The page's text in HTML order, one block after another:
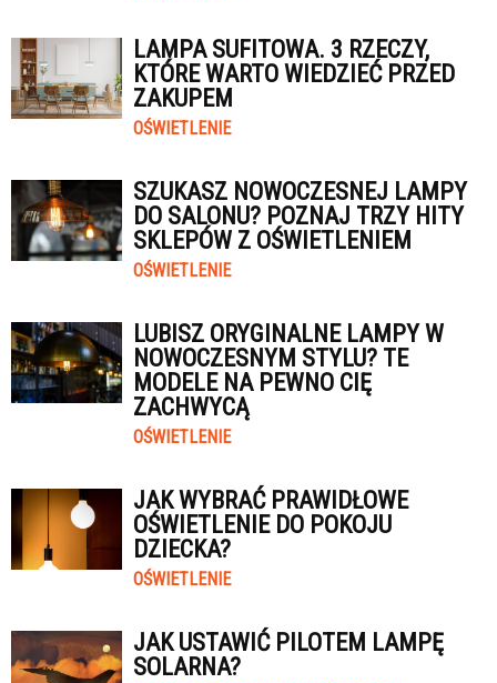
LAMPA SUFITOWA. 3 RZECZY,
KTÓRE WARTO WIEDZIEĆ PRZED
ZAKUPEM
OŚWIETLENIE
SZUKASZ NOWOCZESNEJ LAMPY
DO SALONU? POZNAJ TRZY HITY
SKLEPÓW Z OŚWIETLENIEM
OŚWIETLENIE
LUBISZ ORYGINALNE LAMPY W
NOWOCZESNYM STYLU? TE
MODELE NA PEWNO CIĘ
ZACHWYCĄ
OŚWIETLENIE
JAK WYBRAĆ PRAWIDŁOWE
OŚWIETLENIE DO POKOJU
DZIECKA?
OŚWIETLENIE
JAK USTAWIĆ PILOTEM LAMPĘ
SOLARNA?